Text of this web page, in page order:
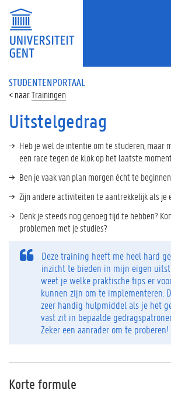
STUDENTENPORTAAL
Trainingen
Uitstelgedrag
Heb je wel de intentie om te studeren, maar
een race tegen de klok op het laatste
Ben je vaak van plan morgen écht te
Zijn andere activiteiten te aantrekkelijk als je
Denk je steeds nog genoeg tijd te hebben?
problemen met je studies?
Deze training heeft me heel hard
inzicht te bieden in mijn eigen
weet je welke praktische tips er
kunnen zijn om te implementeren.
zeer handig hulpmiddel als je het
vast zit in bepaalde
Zeker een aanrader om te proberen!
Korte formule